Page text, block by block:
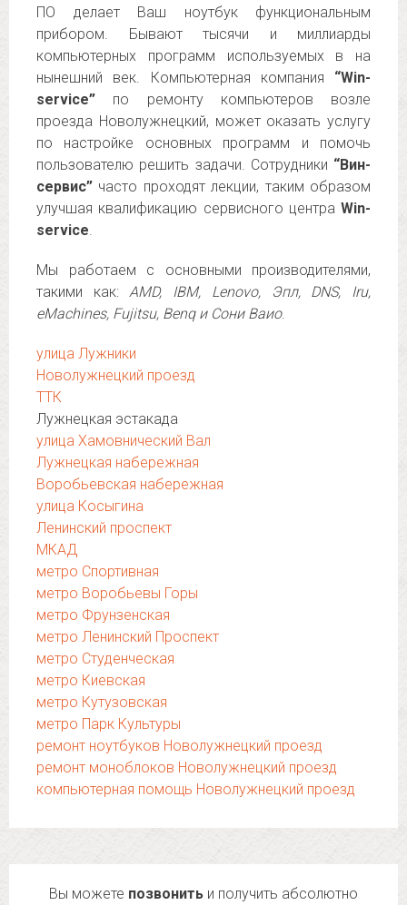
ПО делает Ваш ноутбук функциональным
прибором. Бывают тысячи и миллиарды
компьютерных программ используемых в на
нынешний век. Компьютерная компания “Win-
service” по ремонту компьютеров возле
проезда Новолужнецкий, может оказать услугу
по настройке основных программ и помочь
пользователю решить задачи. Сотрудники “Вин-
сервис” часто проходят лекции, таким образом
улучшая квалификацию сервисного центра Win-
service.
Мы работаем с основными производителями,
такими как:AMD, IBM, Lenovo, Эпл, DNS, Iru,
eMachines, Fujitsu, Benq и Сони Ваио.
улица Лужники
Новолужнецкий проезд
ТТК
Лужнецкая эстакада
улица Хамовнический Вал
Лужнецкая набережная
Воробьевская набережная
улица Косыгина
Ленинский проспект
МКАД
метро Спортивная
метро Воробьевы Горы
метро Фрунзенская
метро Ленинский Проспект
метро Студенческая
метро Киевская
метро Кутузовская
метро Парк Культуры
ремонт ноутбуков Новолужнецкий проезд
ремонт моноблоков Новолужнецкий проезд
компьютерная помощь Новолужнецкий проезд
Вы можете позвонить и получить абсолютно